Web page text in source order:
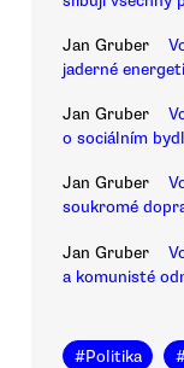
Jan Gruber
jaderné
Jan Gruber
o sociálním
Jan Gruber
soukromé
Jan Gruber
a komunisté
#Politika